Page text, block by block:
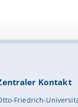
Kontakt
Friedrich-